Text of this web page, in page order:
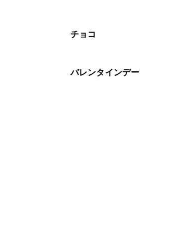
チョコ
バレンタインデー